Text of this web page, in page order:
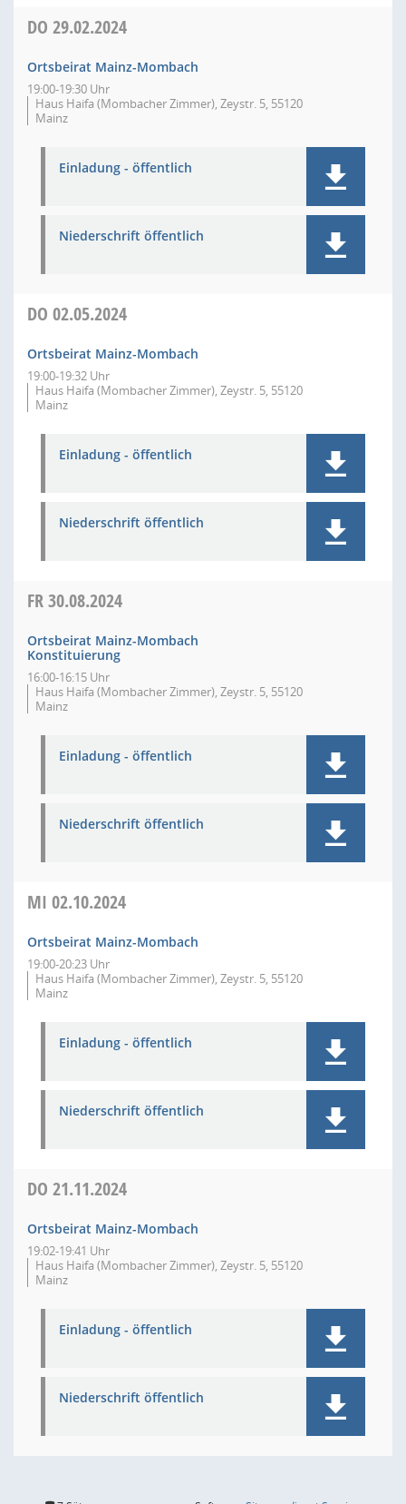
DO 29.02.2024
Ortsbeirat Mainz-Mombach
19:00-19:30 Uhr
Haus Haifa (Mombacher Zimmer), Zeystr. 5, 55120
Mainz
Einladung - öffentlich
Niederschrift öffentlich
DO 02.05.2024
Ortsbeirat Mainz-Mombach
19:00-19:32 Uhr
Haus Haifa (Mombacher Zimmer), Zeystr. 5, 55120
Mainz
Einladung - öffentlich
Niederschrift öffentlich
FR30.08.2024
Ortsbeirat Mainz-Mombach
Konstituierung
16:00-16:15 Uhr
Haus Haifa (Mombacher Zimmer), Zeystr. 5, 55120
Mainz
Einladung - öffentlich
Niederschrift öffentlich
MI 02.10.2024
Ortsbeirat Mainz-Mombach
19:00-20:23 Uhr
Haus Haifa (Mombacher Zimmer), Zeystr. 5, 55120
Mainz
Einladung - öffentlich
Niederschrift öffentlich
DO 21.11.2024
Ortsbeirat Mainz-Mombach
19:02-19:41 Uhr
Haus Haifa (Mombacher Zimmer), Zeystr. 5, 55120
Mainz
Einladung - öffentlich
Niederschrift öffentlich